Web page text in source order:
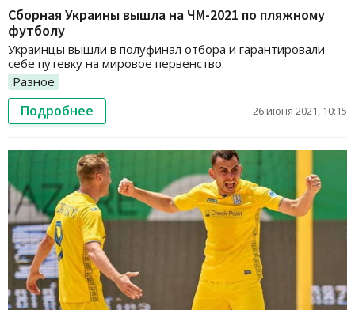
Сборная Украины вышла на ЧМ-2021 по пляжному
футболу
Украинцы вышли в полуфинал отбора и гарантировали
себе путевку на мировое первенство.
Разное
Подробнее 26 июня 2021, 10:15